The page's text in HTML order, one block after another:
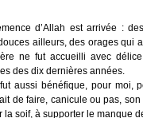
d’Allah est arrivée :
ailleurs, des orages
ne fut accueilli avec
des dix dernières années.
aussi bénéfique, pour moi,
de faire, canicule ou pas,
soif, à supporter le